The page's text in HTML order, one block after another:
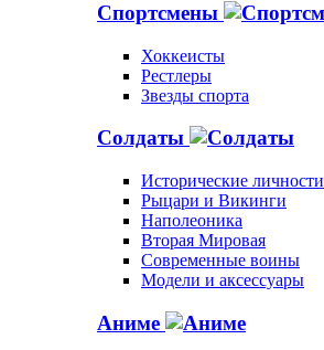
Спортсмены
Хоккеисты
Рестлеры
Звезды спорта
Солдаты
Исторические личности
Рыцари и Викинги
Наполеоника
Вторая Мировая
Современные воины
Модели и аксессуары
Аниме